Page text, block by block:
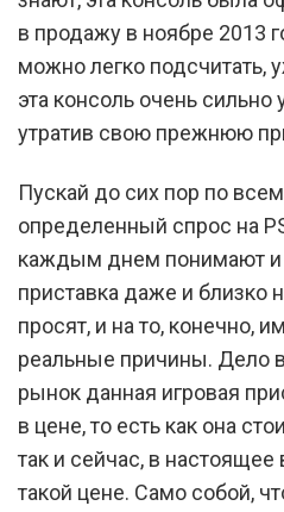
в продажу в ноябре 2013
можно легко подсчитать,
эта консоль очень сильно
утратив свою прежнюю
Пускай до сих пор по
определенный спрос на
каждым днем понимают и
приставка даже и близко
просят, и на то, конечно,
реальные причины. Дело
рынок данная игровая
в цене, то есть как она
так и сейчас, в
такой цене. Само собой,